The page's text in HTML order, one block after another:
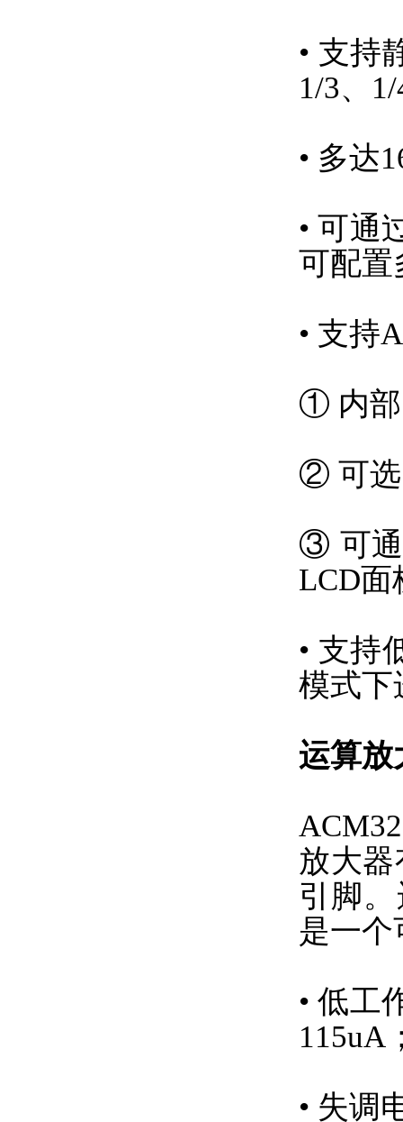
• 支持
1/3、
• 多达
• 可通
可配置
• 支持
① 内部
② 可选
③ 可通
LCD面
• 支持
模式下
运算放
放大
引脚
是一个
• 低工
115uA
• 失调